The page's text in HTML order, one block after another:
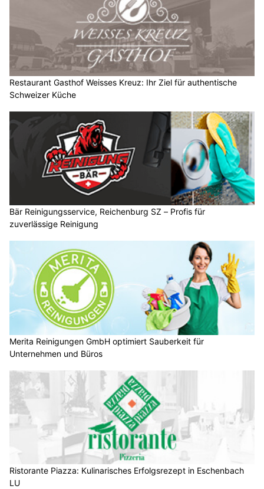
Restaurant Gasthof Weisses Kreuz: Ihr Ziel für authentische
Schweizer Küche
Bär Reinigungsservice, Reichenburg SZ – Profis für
zuverlässige Reinigung
Merita Reinigungen GmbH optimiert Sauberkeit für
Unternehmen und Büros
Ristorante Piazza: Kulinarisches Erfolgsrezept in Eschenbach
LU